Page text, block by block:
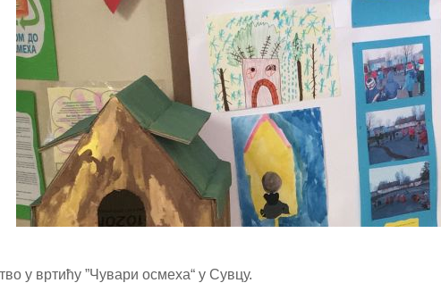
у вртићу ”Чувари осмеха“ у Сувцу.